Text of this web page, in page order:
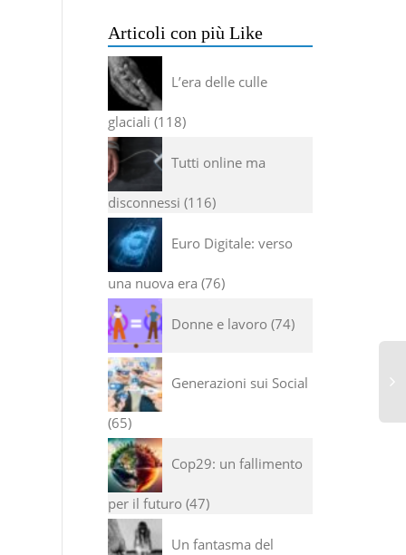
Articoli con più Like
L’era delle culle
glaciali 118
Tutti online ma
disconnessi 116
Euro Digitale: verso
una nuova era 76
Donne e lavoro 74
Generazioni sui Social
65
Cop29: un fallimento
per il futuro 47
Un fantasma del